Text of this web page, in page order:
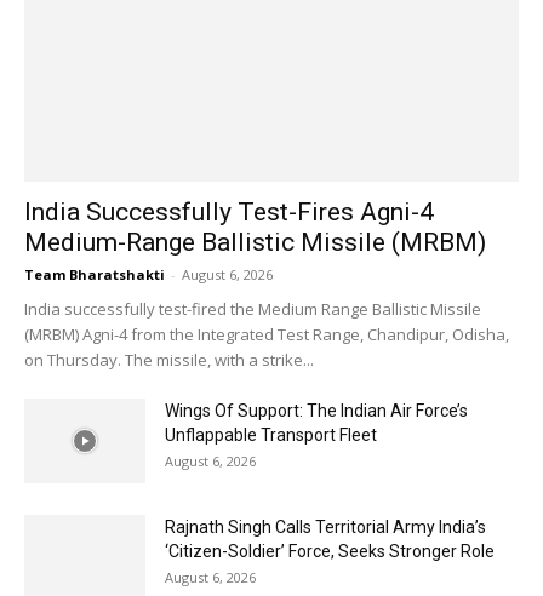
India Successfully Test-Fires Agni-4
Medium-Range Ballistic Missile (MRBM)
Team Bharatshakti - August 6, 2026
India successfully test-fired the Medium Range Ballistic Missile
(MRBM) Agni-4 from the Integrated Test Range, Chandipur, Odisha,
on Thursday. The missile, with a strike...
Wings Of Support: The Indian Air Force’s
Unflappable Transport Fleet
August 6, 2026
Rajnath Singh Calls Territorial Army India’s
‘Citizen-Soldier’ Force, Seeks Stronger Role
August 6, 2026